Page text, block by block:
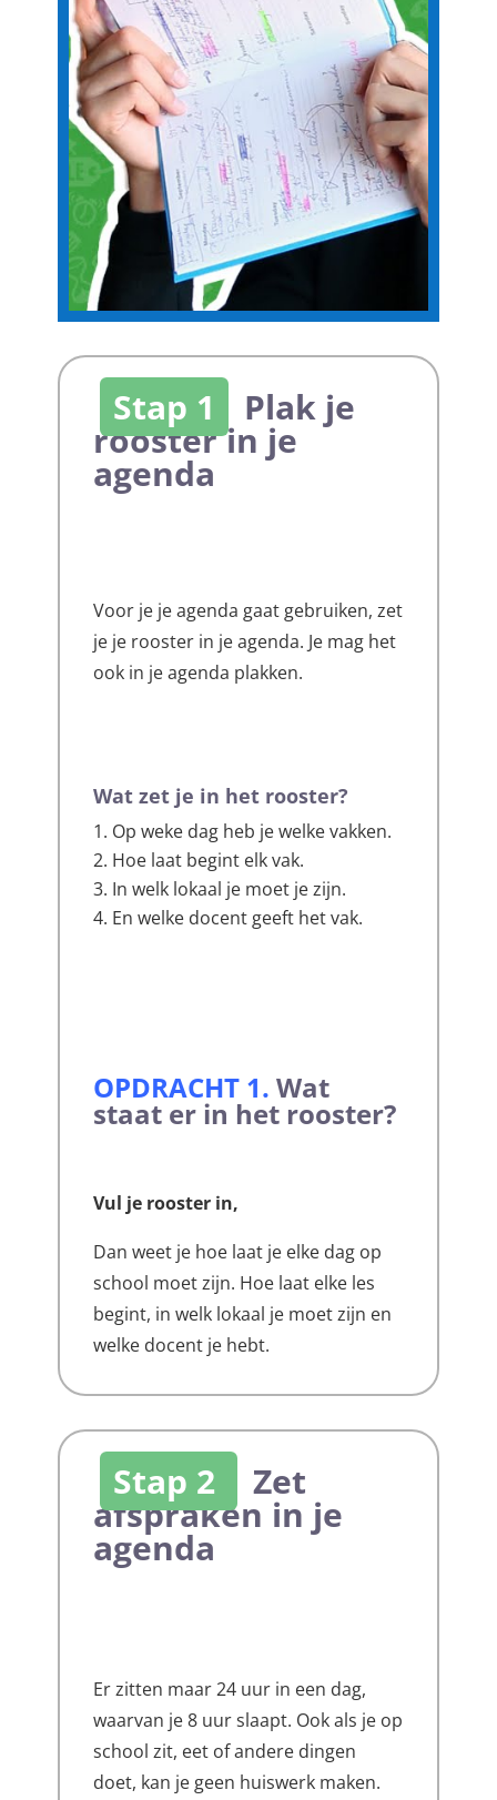
Stap 1 Plak je
rooster in je
agenda
Voor je je agenda gaat gebruiken, zet
je je rooster in je agenda. Je mag het
ook in je agenda plakken.
Wat zet je in het rooster?
Op weke dag heb je welke vakken.
Hoe laat begint elk vak.
In welk lokaal je moet je zijn.
En welke docent geeft het vak.
OPDRACHT 1. Wat
staat er in het rooster?
Vul je rooster in,
Dan weet je hoe laat je elke dag op
school moet zijn. Hoe laat elke les
begint, in welk lokaal je moet zijn en
welke docent je hebt.
Stap 2 Zet
afspraken in je
agenda
Er zitten maar 24 uur in een dag,
waarvan je 8 uur slaapt. Ook als je op
school zit, eet of andere dingen
doet, kan je geen huiswerk maken.